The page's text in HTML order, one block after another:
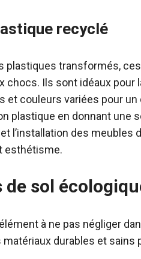
recyclé
plastiques transformés,
chocs. Ils sont idéaux
et couleurs variées pour
plastique en donnant une
l’installation des meubles
esthétisme.
sol
à ne pas négliger
durables et